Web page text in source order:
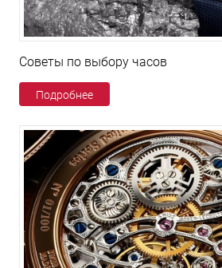
Советы по выбору часов
Подробнее